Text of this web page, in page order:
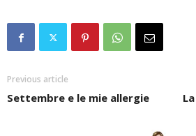
Previous article
Settembre e le mie allergie